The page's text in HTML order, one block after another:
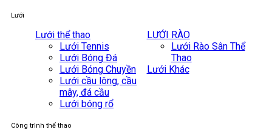
Lưới
Lưới thể thao
Lưới Tennis
Lưới Bóng Đá
Lưới Bóng Chuyền
Lưới cầu lông, cầu
mây, đá cầu
Lưới bóng rổ
LƯỚI RÀO
Lưới Rào Sân Thể
Thao
Lưới Khác
Công trình thể thao